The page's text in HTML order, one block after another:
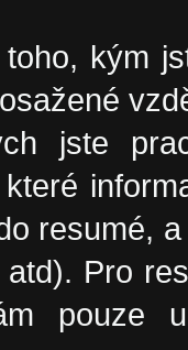
kým
jste
resumé,
Pro